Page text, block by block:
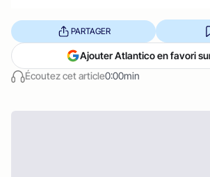
Écoutez cet article0:00min
PARTAGER
Ajouter Atlantico en favori